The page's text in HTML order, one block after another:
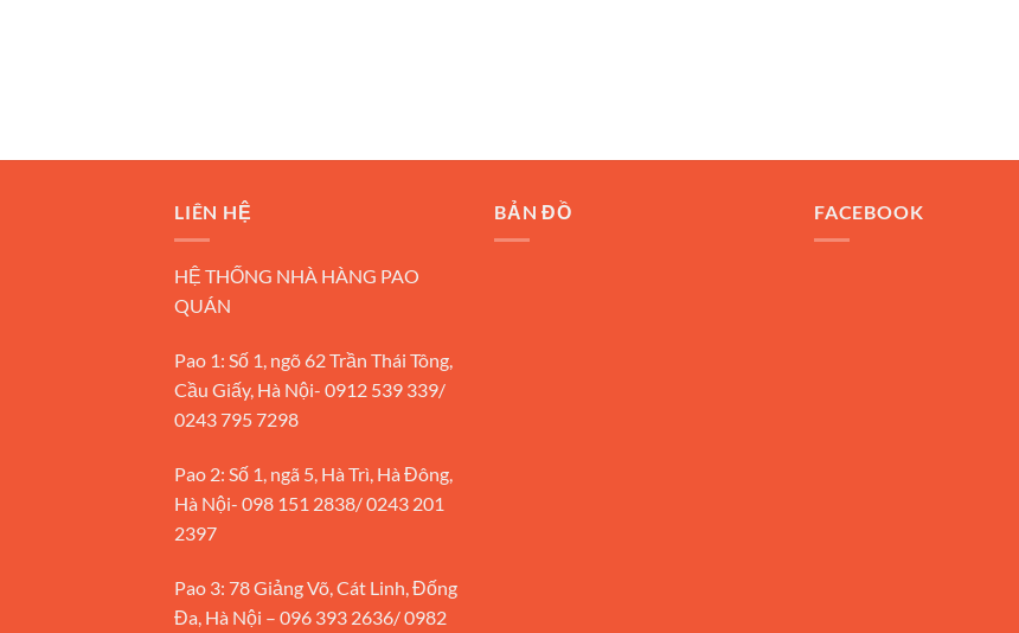
LIÊN HỆ
HỆ THỐNG NHÀ HÀNG PAO
QUÁN
Pao 1: Số 1, ngõ 62 Trần Thái Tông,
Cầu Giấy, Hà Nội- 0912 539 339/
0243 795 7298
Pao 2: Số 1, ngã 5, Hà Trì, Hà Đông,
Hà Nội- 098 151 2838/ 0243 201
2397
Pao 3: 78 Giảng Võ, Cát Linh, Đống
Đa, Hà Nội – 096 393 2636/ 0982
BẢN ĐỒ FACEBOOK